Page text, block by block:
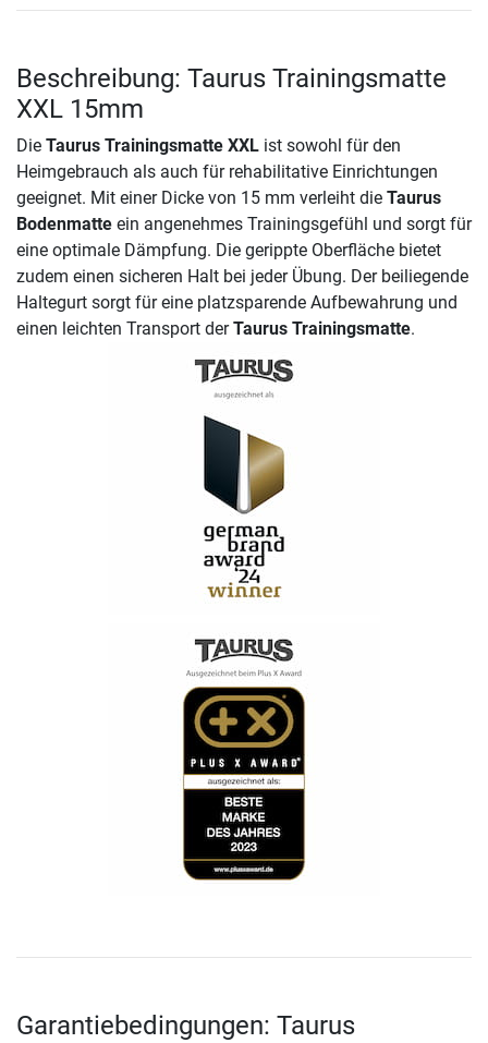
Beschreibung: Taurus Trainingsmatte
XXL 15mm
Die Taurus Trainingsmatte XXL ist sowohl für den
Heimgebrauch als auch für rehabilitative Einrichtungen
geeignet. Mit einer Dicke von 15 mm verleiht die Taurus
Bodenmatte ein angenehmes Trainingsgefühl und sorgt für
eine optimale Dämpfung. Die gerippte Oberfläche bietet
zudem einen sicheren Halt bei jeder Übung. Der beiliegende
Haltegurt sorgt für eine platzsparende Aufbewahrung und
einen leichten Transport derTaurus Trainingsmatte.
Garantiebedingungen: Taurus